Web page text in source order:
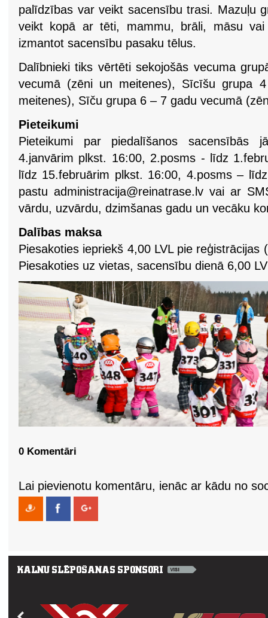
palīdzības var veikt sacensību trasi. Mazuļu
veikt kopā ar tēti, mammu, brāli, māsu vai
izmantot sacensību pasaku tēlus.
Dalībnieki tiks vērtēti sekojošās vecuma
vecumā (zēni un meitenes), Sīcīšu grupa
meitenes), Sīču grupa 6 – 7 gadu vecumā
Pieteikumi
Pieteikumi par piedalīšanos
4.janvārim plkst. 16:00, 2.posms - līdz
līdz 15.februārim plkst. 16:00, 4.posms –
pastu administracija@reinatrase.lvvai ar
vārdu, uzvārdu, dzimšanas gadu un vecāku
Dalības maksa
Piesakoties iepriekš 4,00 LVL pie reģistrācijas
Piesakoties uz vietas, sacensību dienā 6,00
0 Komentāri
Lai pievienotu komentāru, ienāc ar kādu no